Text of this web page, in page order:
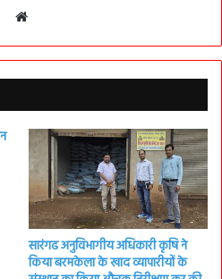
सारंगढ अनुविभागीय अधिकारी कृषि ने
किया बरमकेला के खाद व्यापारीयों के